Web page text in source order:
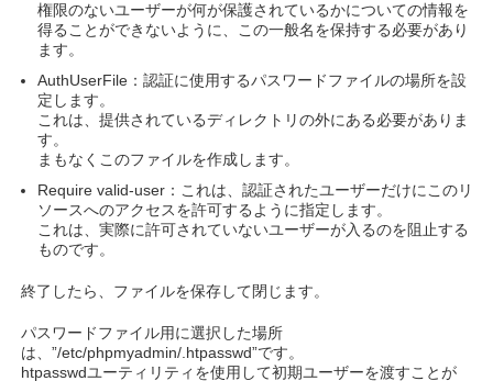
権限のないユーザーが何が保護されているかについての情報を
得ることができないように、この一般名を保持する必要があり
ます。
AuthUserFile：認証に使用するパスワードファイルの場所を設
定します。
これは、提供されているディレクトリの外にある必要がありま
す。
まもなくこのファイルを作成します。
Require valid-user：これは、認証されたユーザーだけにこのリ
ソースへのアクセスを許可するように指定します。
これは、実際に許可されていないユーザーが入るのを阻止する
ものです。
終了したら、ファイルを保存して閉じます。
パスワードファイル用に選択した場所
は、”/etc/phpmyadmin/.htpasswd”です。
htpasswdユーティリティを使用して初期ユーザーを渡すことが